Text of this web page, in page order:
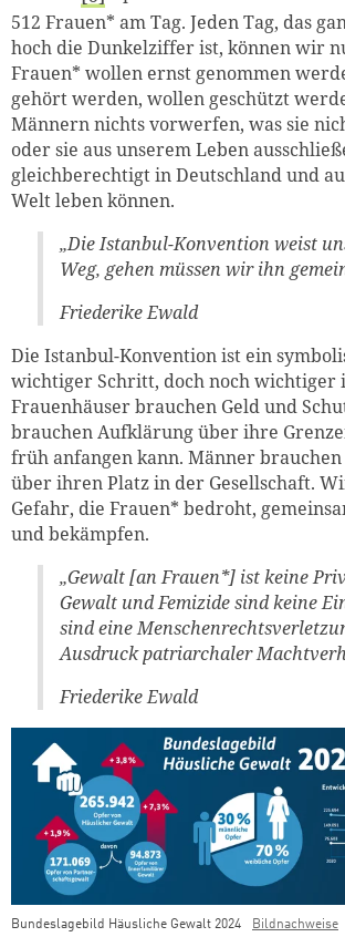
512 Frauen* am Tag. Jeden Tag, das
hoch die Dunkelziffer ist, können wir
Frauen* wollen ernst genommen
gehört werden, wollen geschützt
Männern nichts vorwerfen, was sie
oder sie aus unserem Leben
gleichberechtigt in Deutschland und
Welt leben können.
„Die Istanbul-Konvention weist
Weg, gehen müssen wir ihn
Friederike Ewald
Die Istanbul-Konvention ist ein
wichtiger Schritt, doch noch wichtiger
Frauenhäuser brauchen Geld und
brauchen Aufklärung über ihre
früh anfangen kann. Männer
über ihren Platz in der Gesellschaft.
Gefahr, die Frauen* bedroht,
und bekämpfen.
„Gewalt [an Frauen*] ist keine
Gewalt und Femizide sind keine
sind eine
Ausdruck patriarchaler
Friederike Ewald
Bundeslagebild Häusliche Gewalt 2024 Bildnachweise